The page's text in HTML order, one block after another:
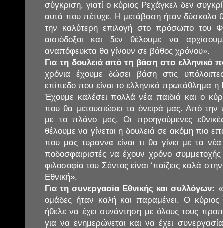
σύγκριση, γιατί ο κύριος Ρεχάγκελ δεν
αυτά που πέτυχε. Η μετάβαση ήταν δύσκολο
την καλύτερη επιλογή στο πρόσωπο του
αισιόδοξοι και δεν θέλουμε να
αναπόφευκτα θα γίνουν σε βάθος χρόνου».
Για τη δουλειά από τη βάση στο ελληνικό
χρόνια έχουμε δώσει βάση στις
επίπεδο που είναι το ελληνικό πρωτάθλημα η
Έχουμε καλέσει πολλά νέα παιδιά και ο
που θα μετουσιώσει τα όνειρά μας. Από
με το πλάνο μας. Οι προηγούμενες
θέλουμε να γίνεται η δουλειά σε ακόμη πιο
που μας τυραννά είναι τι θα γίνει με τα
ποδοσφαιριστές να έχουν χρόνο
φιλοσοφία του Σάντος είναι ‘παίζεις καλά
Εθνική».
Για τη συνεργασία Εθνικής και συλλόγων:
ομάδες ήταν καλή και παραμένει. Ο
ήθελε να έχει συνάντηση με όλους τους
για να ενημερώνεται και να έχει